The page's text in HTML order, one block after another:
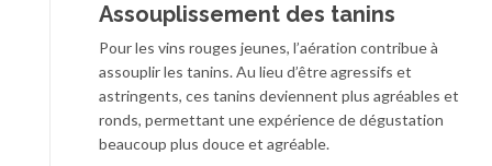
Assouplissement des tanins
Pour les vins rouges jeunes, l’aération contribue à
assouplir les tanins. Au lieu d’être agressifs et
astringents, ces tanins deviennent plus agréables et
ronds, permettant une expérience de dégustation
beaucoup plus douce et agréable.